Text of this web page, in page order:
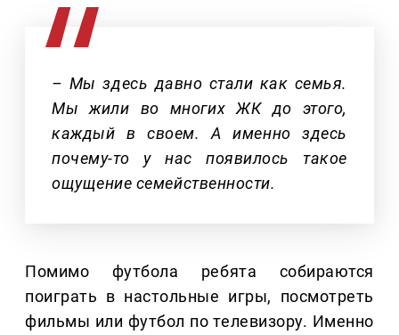
– Мы здесь давно стали как семья.
Мы жили во многих ЖК до этого,
каждый в своем. А именно здесь
почему-то у нас появилось такое
ощущение семейственности.
Помимо футбола ребята собираются
поиграть в настольные игры, посмотреть
фильмы или футбол по телевизору. Именно